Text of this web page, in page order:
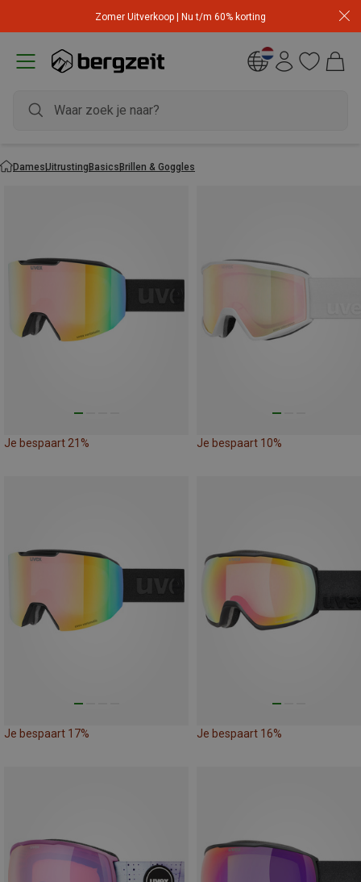
Zomer Uitverkoop | Nu t/m 60% korting
DamesUitrustingBasicsBrillen & Goggles
Je bespaart 21% Je bespaart 10%
Je bespaart 17% Je bespaart 16%